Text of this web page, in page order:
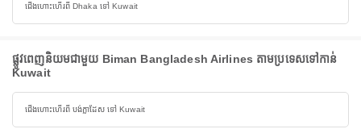
ជើងហោះហើរពី Dhaka ទៅ Kuwait
ផ្លូវពេញនិយមជាមួយ Biman Bangladesh Airlines តាមប្រទេសទៅកាន់
Kuwait
ជើងហោះហើរពី បង់ក្លាដែស ទៅ Kuwait